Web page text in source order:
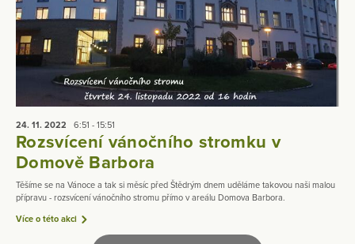
24. 11. 2022 6:51 - 15:51
Rozsvícení vánočního stromku v
Domově Barbora
Těšíme se na Vánoce a tak si měsíc před Štědrým dnem uděláme takovou naši malou
přípravu - rozsvícení vánočního stromu přímo v areálu Domova Barbora.
Více o této akci